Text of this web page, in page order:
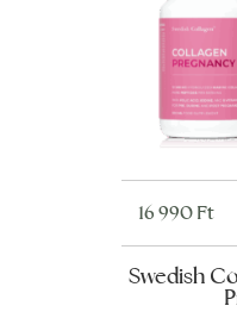
Swedish
16 990Ft